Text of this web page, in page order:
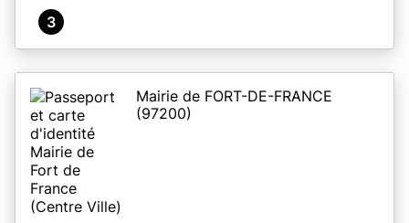
3
Mairie de FORT-DE-FRANCE
(97200)